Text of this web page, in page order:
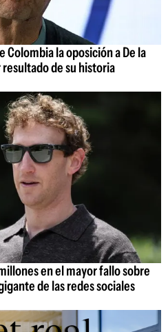
la oposición a De la
de su historia
en el mayor fallo sobre
de las redes sociales